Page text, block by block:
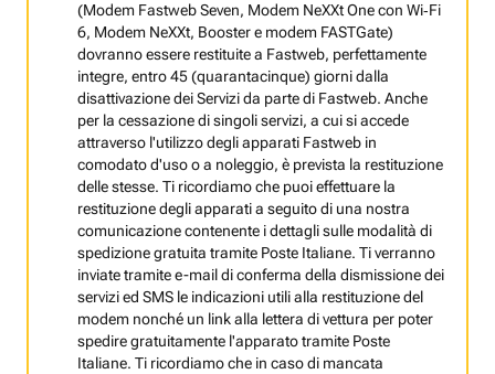
(Modem Fastweb Seven, Modem NeXXt One con Wi‑Fi
6, Modem NeXXt, Booster e modem FASTGate)
dovranno essere restituite a Fastweb, perfettamente
integre, entro 45 (quarantacinque) giorni dalla
disattivazione dei Servizi da parte di Fastweb. Anche
per la cessazione di singoli servizi, a cui si accede
attraverso l'utilizzo degli apparati Fastweb in
comodato d'uso o a noleggio, è prevista la restituzione
delle stesse. Ti ricordiamo che puoi effettuare la
restituzione degli apparati a seguito di una nostra
comunicazione contenente i dettagli sulle modalità di
spedizione gratuita tramite Poste Italiane. Ti verranno
inviate tramite e-mail di conferma della dismissione dei
servizi ed SMS le indicazioni utili alla restituzione del
modem nonché un link alla lettera di vettura per poter
spedire gratuitamente l'apparato tramite Poste
Italiane. Ti ricordiamo che in caso di mancata